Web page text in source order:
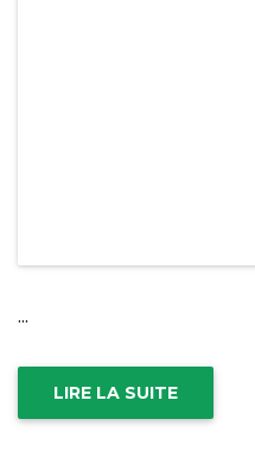
...
LIRE LA SUITE